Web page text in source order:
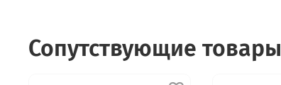
Сопутствующие товары